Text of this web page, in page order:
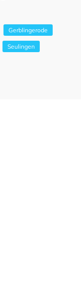
Gerblingerode
Seulingen